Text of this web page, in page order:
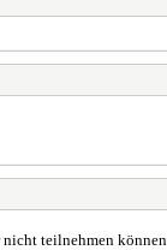
nicht teilnehmen können.